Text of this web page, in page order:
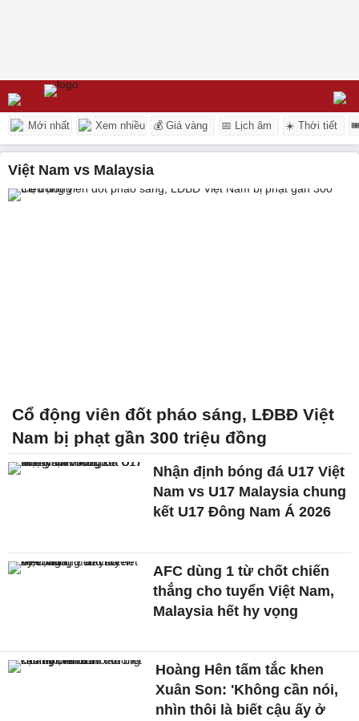
Mới nhất Xem nhiều 💰 Giá vàng 📅 Lịch âm ☀️ Thời tiết
Việt Nam vs Malaysia
Cổ động viên đốt pháo sáng, LĐBĐ Việt
Nam bị phạt gần 300 triệu đồng
Nhận định bóng đá U17 Việt
Nam vs U17 Malaysia chung
kết U17 Đông Nam Á 2026
AFC dùng 1 từ chốt chiến
thắng cho tuyển Việt Nam,
Malaysia hết hy vọng
Hoàng Hên tấm tắc khen
Xuân Son: 'Không cần nói,
nhìn thôi là biết cậu ấy ở